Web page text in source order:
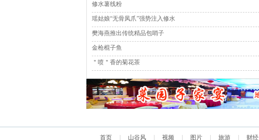
修水薯线粉
瑶姑娘“无骨凤爪”强势注入修水
樊海燕推出传统精品包哨子
金枪棍子鱼
＂喷＂香的菊花茶
首页 山谷风 视频 图片 旅游 财经